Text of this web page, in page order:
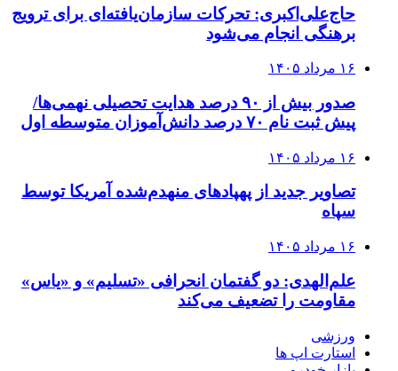
حاج‌علی‌اکبری: تحرکات سازمان‌یافته‌ای برای ترویج
برهنگی انجام می‌شود
۱۶ مرداد ۱۴۰۵
صدور بیش از ۹۰ درصد هدایت تحصیلی نهمی‌ها/
پیش ثبت نام ۷۰ درصد دانش‌آموزان متوسطه اول
۱۶ مرداد ۱۴۰۵
تصاویر جدید از پهپادهای منهدم‌شده آمریکا توسط
سپاه
۱۶ مرداد ۱۴۰۵
علم‌الهدی: دو گفتمان انحرافی «تسلیم» و «یاس»
مقاومت را تضعیف می‌کند
ورزشی
استارت اپ ها